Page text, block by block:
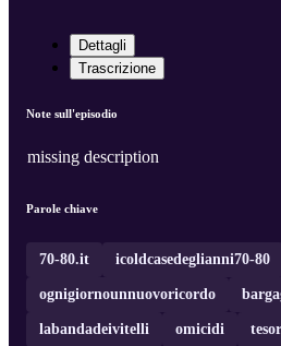
Dettagli
Trascrizione
Note sull'episodio
missing description
Parole chiave
70-80.it icoldcasedeglianni70-80
ognigiornounnuovoricordo
labandadeivitelli omicidi